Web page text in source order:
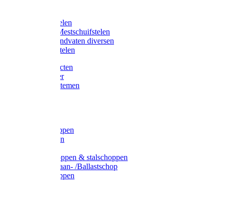
Gardena stelen
Sneeuw- /Mestschuifstelen
Stelen / Handvaten diversen
Telescoopstelen
Tuin producten
Fruitplukker
Ophangsystemen
Betonschoppen
Schepbatsen
Ballastschoppen & stalschoppen
Slijtsrip Graan- /Ballastschop
Graanschoppen